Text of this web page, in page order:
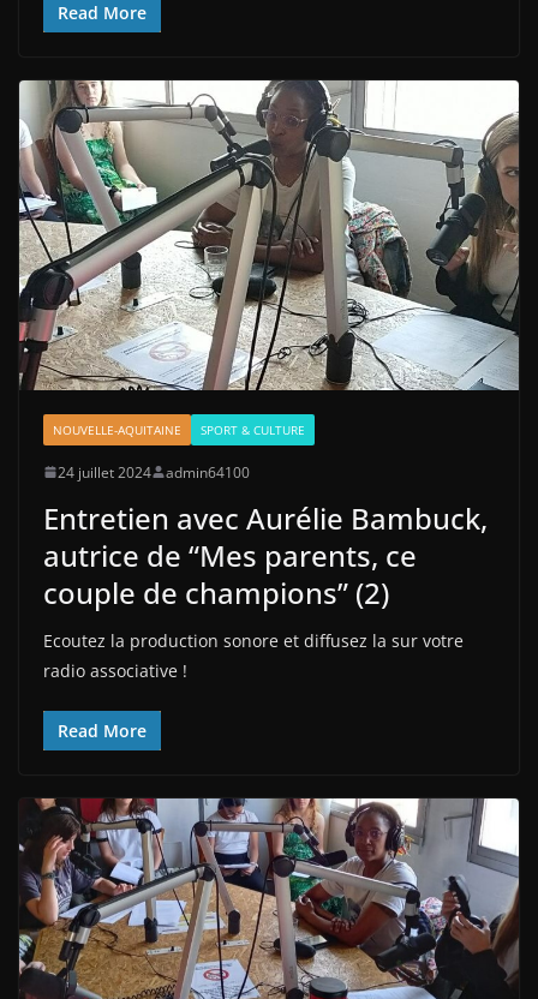
Read More
NOUVELLE-AQUITAINE SPORT & CULTURE
24 juillet 2024 admin64100
Entretien avec Aurélie Bambuck,
autrice de “Mes parents, ce
couple de champions” (2)
Ecoutez la production sonore et diffusez la sur votre
radio associative !
Read More